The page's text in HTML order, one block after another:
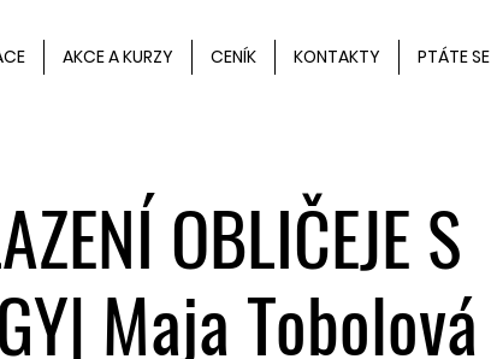
AKCE A KURZY CENÍK KONTAKTY PTÁTE SE
OBLIČEJE S
Maja Tobolová